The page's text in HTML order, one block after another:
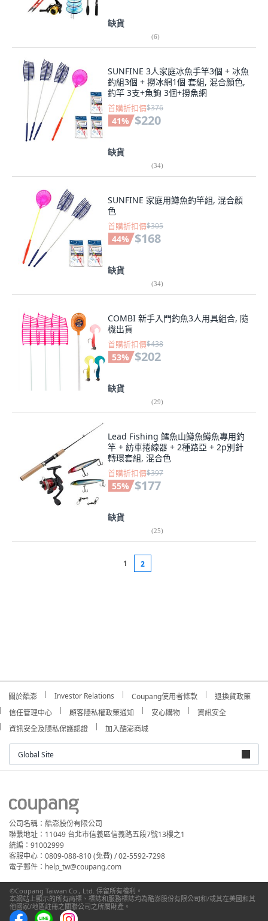
缺貨
(6)
SUNFINE 3人家庭冰魚手竿3個 + 冰魚
釣組3個 + 撈冰網1個 套組, 混合顏色,
釣竿 3支+魚鉤 3個+撈魚網
首購折扣價$376
41% $220
缺貨
(34)
SUNFINE 家庭用鱒魚釣竿組, 混合顏
色
首購折扣價$305
44% $168
缺貨
(34)
COMBI 新手入門釣魚3人用具組合, 隨
機出貨
首購折扣價$438
53% $202
缺貨
(29)
Lead Fishing 鱈魚山鱒魚鱒魚專用釣
竿 + 紡車捲線器 + 2種路亞 + 2p別針
轉環套組, 混合色
首購折扣價$397
55% $177
缺貨
(25)
1 2
關於酷澎 Investor Relations Coupang使用者條款
退換貨政策
信任管理中心
顧客隱私權政策通知 安心購物
資訊安全
資訊安全及隱私保護認證
加入酷澎商城
Global Site
公司名稱：酷澎股份有限公司
聯繫地址：11049 台北市信義區信義路五段7號13樓之1
統編：91002999
客服中心：0809-088-810 (免費) / 02-5592-7298
電子郵件：help_tw@coupang.com
©Coupang Taiwan Co., Ltd. 保留所有權利。
本網站上顯示的所有商標、標誌和服務標誌均為酷澎股份有限公司和/或其在美國和其
他國家/地區註冊之關聯公司之所屬財產。